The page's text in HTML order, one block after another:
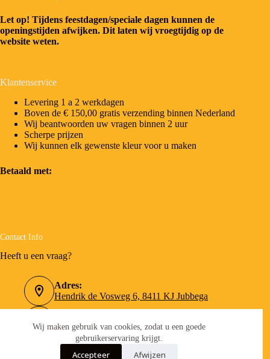
Wij maken gebruik van cookies, zodat u een goede
gebruikerservaring krijgt.
Accepteer Afwijzen
Let op! Tijdens feestdagen/speciale dagen kunnen de
openingstijden afwijken. Dit laten wij vroegtijdig op de
website weten.
Klantenservice
Levering 1 a 2 werkdagen
Boven de € 150,00 gratis verzending binnen Nederland
Wij beantwoorden uw vragen binnen 2 uur
Scherpe prijzen
Wij kunnen elk gewenste kleur voor u maken
Betaald met:
Contact Info
Heeft u een vraag?
Adres:
Hendrik de Vosweg 6, 8411 KJ Jubbega
0516-462090
Email:
info@verfboer.nl